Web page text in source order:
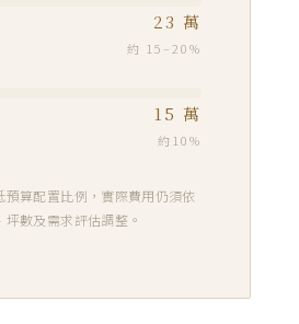
23 萬
約 15–20%
15 萬
約10%
預算配置比例，實際費用仍須依
坪數及需求評估調整。